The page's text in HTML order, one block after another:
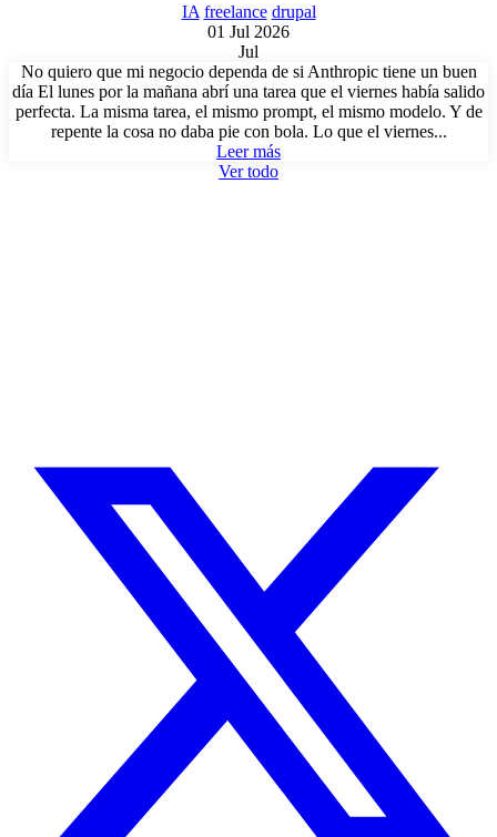
IA freelance drupal
01 Jul 2026
Jul
No quiero que mi negocio dependa de si Anthropic tiene un buen
día El lunes por la mañana abrí una tarea que el viernes había salido
perfecta. La misma tarea, el mismo prompt, el mismo modelo. Y de
repente la cosa no daba pie con bola. Lo que el viernes...
Leer más
Ver todo